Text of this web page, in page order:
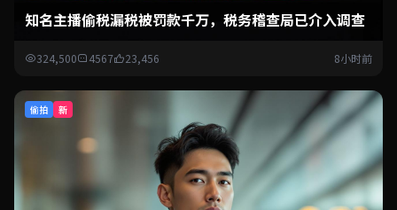
知名主播偷税漏税被罚款千万，税务稽查局已介入调查
324,500 4567 23,456 8小时前
偷拍 新